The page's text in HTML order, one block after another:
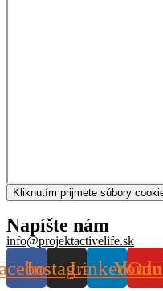
Kliknutím prijmete súbory
Napíšte nám
info@projektactivelife.sk
InstagramLinkedin